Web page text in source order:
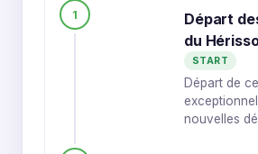
1
Départ
du
START
Départ de
nouvelles